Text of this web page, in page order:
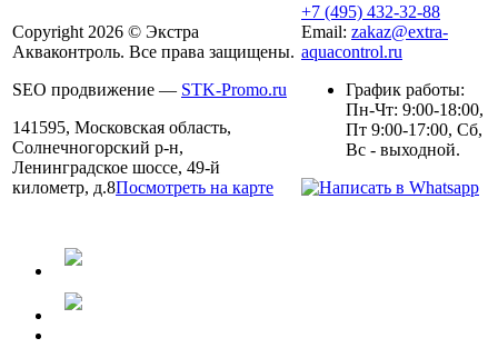
Copyright 2026 © Экстра
Акваконтроль. Все права защищены.
SEO продвижение — STK-Promo.ru
141595, Московская область,
Солнечногорский р-н,
Ленинградское шоссе, 49-й
километр, д.8Посмотреть на карте
+7 (495) 432-32-88
Email: zakaz@extra-
aquacontrol.ru
График работы:
Пн-Чт: 9:00-18:00,
Пт 9:00-17:00, Сб,
Вс - выходной.